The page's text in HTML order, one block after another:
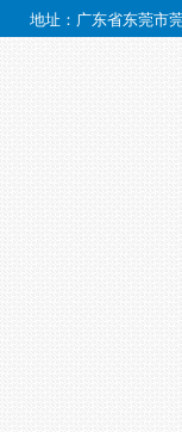
地址：广东省东莞市